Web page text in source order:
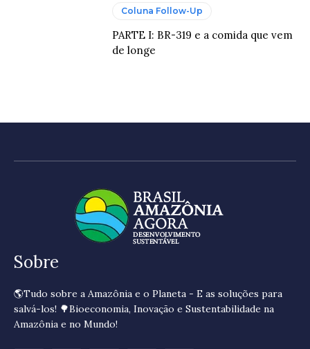
Coluna Follow-Up
PARTE I: BR-319 e a comida que vem
de longe
Sobre
🌎Tudo sobre a Amazônia e o Planeta - E as soluções para
salvá-los! 🌳Bioeconomia, Inovação e Sustentabilidade na
Amazônia e no Mundo!